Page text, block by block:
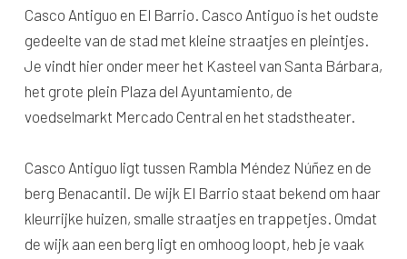
Casco Antiguo en El Barrio. Casco Antiguo is het oudste
gedeelte van de stad met kleine straatjes en pleintjes.
Je vindt hier onder meer het Kasteel van Santa Bárbara,
het grote plein Plaza del Ayuntamiento, de
voedselmarkt Mercado Central en het stadstheater.
Casco Antiguo ligt tussen Rambla Méndez Núñez en de
berg Benacantil. De wijk El Barrio staat bekend om haar
kleurrijke huizen, smalle straatjes en trappetjes. Omdat
de wijk aan een berg ligt en omhoog loopt, heb je vaak